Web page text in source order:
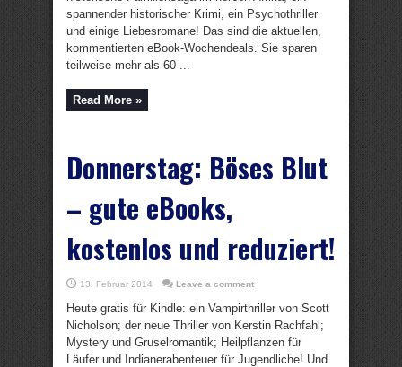
spannender historischer Krimi, ein Psychothriller
und einige Liebesromane! Das sind die aktuellen,
kommentierten eBook-Wochendeals. Sie sparen
teilweise mehr als 60 ...
Read More »
Donnerstag: Böses Blut
– gute eBooks,
kostenlos und reduziert!
13. Februar 2014 Leave a comment
Heute gratis für Kindle: ein Vampirthriller von Scott
Nicholson; der neue Thriller von Kerstin Rachfahl;
Mystery und Gruselromantik; Heilpflanzen für
Läufer und Indianerabenteuer für Jugendliche! Und